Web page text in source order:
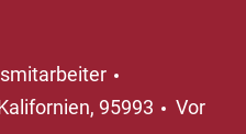
95993
Vor